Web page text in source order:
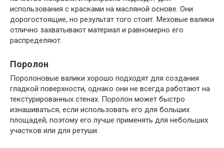
использования с красками на масляной основе. Они
дорогостоящие, но результат того стоит. Меховые валики
отлично захватывают материал и равномерно его
распределяют.
Поролон
Поролоновые валики хорошо подходят для создания
гладкой поверхности, однако они не всегда работают на
текстурированных стенах. Поролон может быстро
изнашиваться, если использовать его для больших
площадей, поэтому его лучше применять для небольших
участков или для ретуши.